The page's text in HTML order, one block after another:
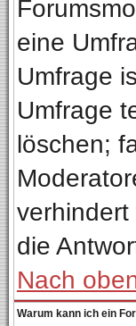
eine
Umfrage
Umfrage
löschen;
die
Nach
Warum kann ich ein